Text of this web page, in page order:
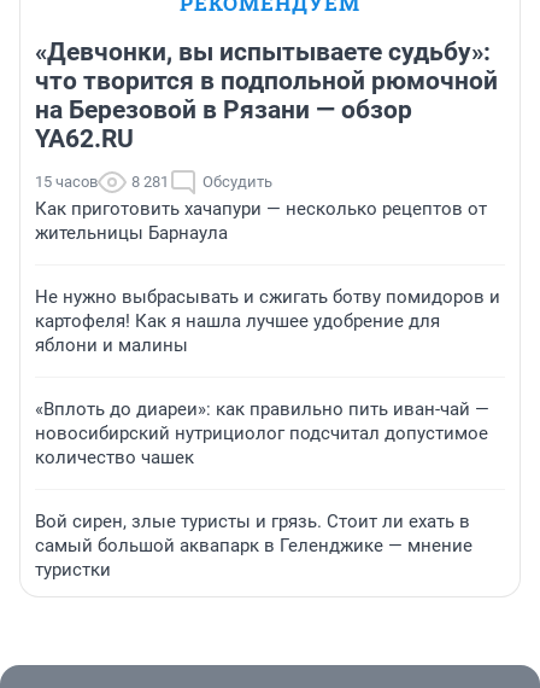
«Девчонки, вы испытываете судьбу»:
что творится в подпольной рюмочной
на Березовой в Рязани — обзор
YA62.RU
15 часов 8 281 Обсудить
Как приготовить хачапури — несколько рецептов от
жительницы Барнаула
Не нужно выбрасывать и сжигать ботву помидоров и
картофеля! Как я нашла лучшее удобрение для
яблони и малины
«Вплоть до диареи»: как правильно пить иван-чай —
новосибирский нутрициолог подсчитал допустимое
количество чашек
Вой сирен, злые туристы и грязь. Стоит ли ехать в
самый большой аквапарк в Геленджике — мнение
туристки